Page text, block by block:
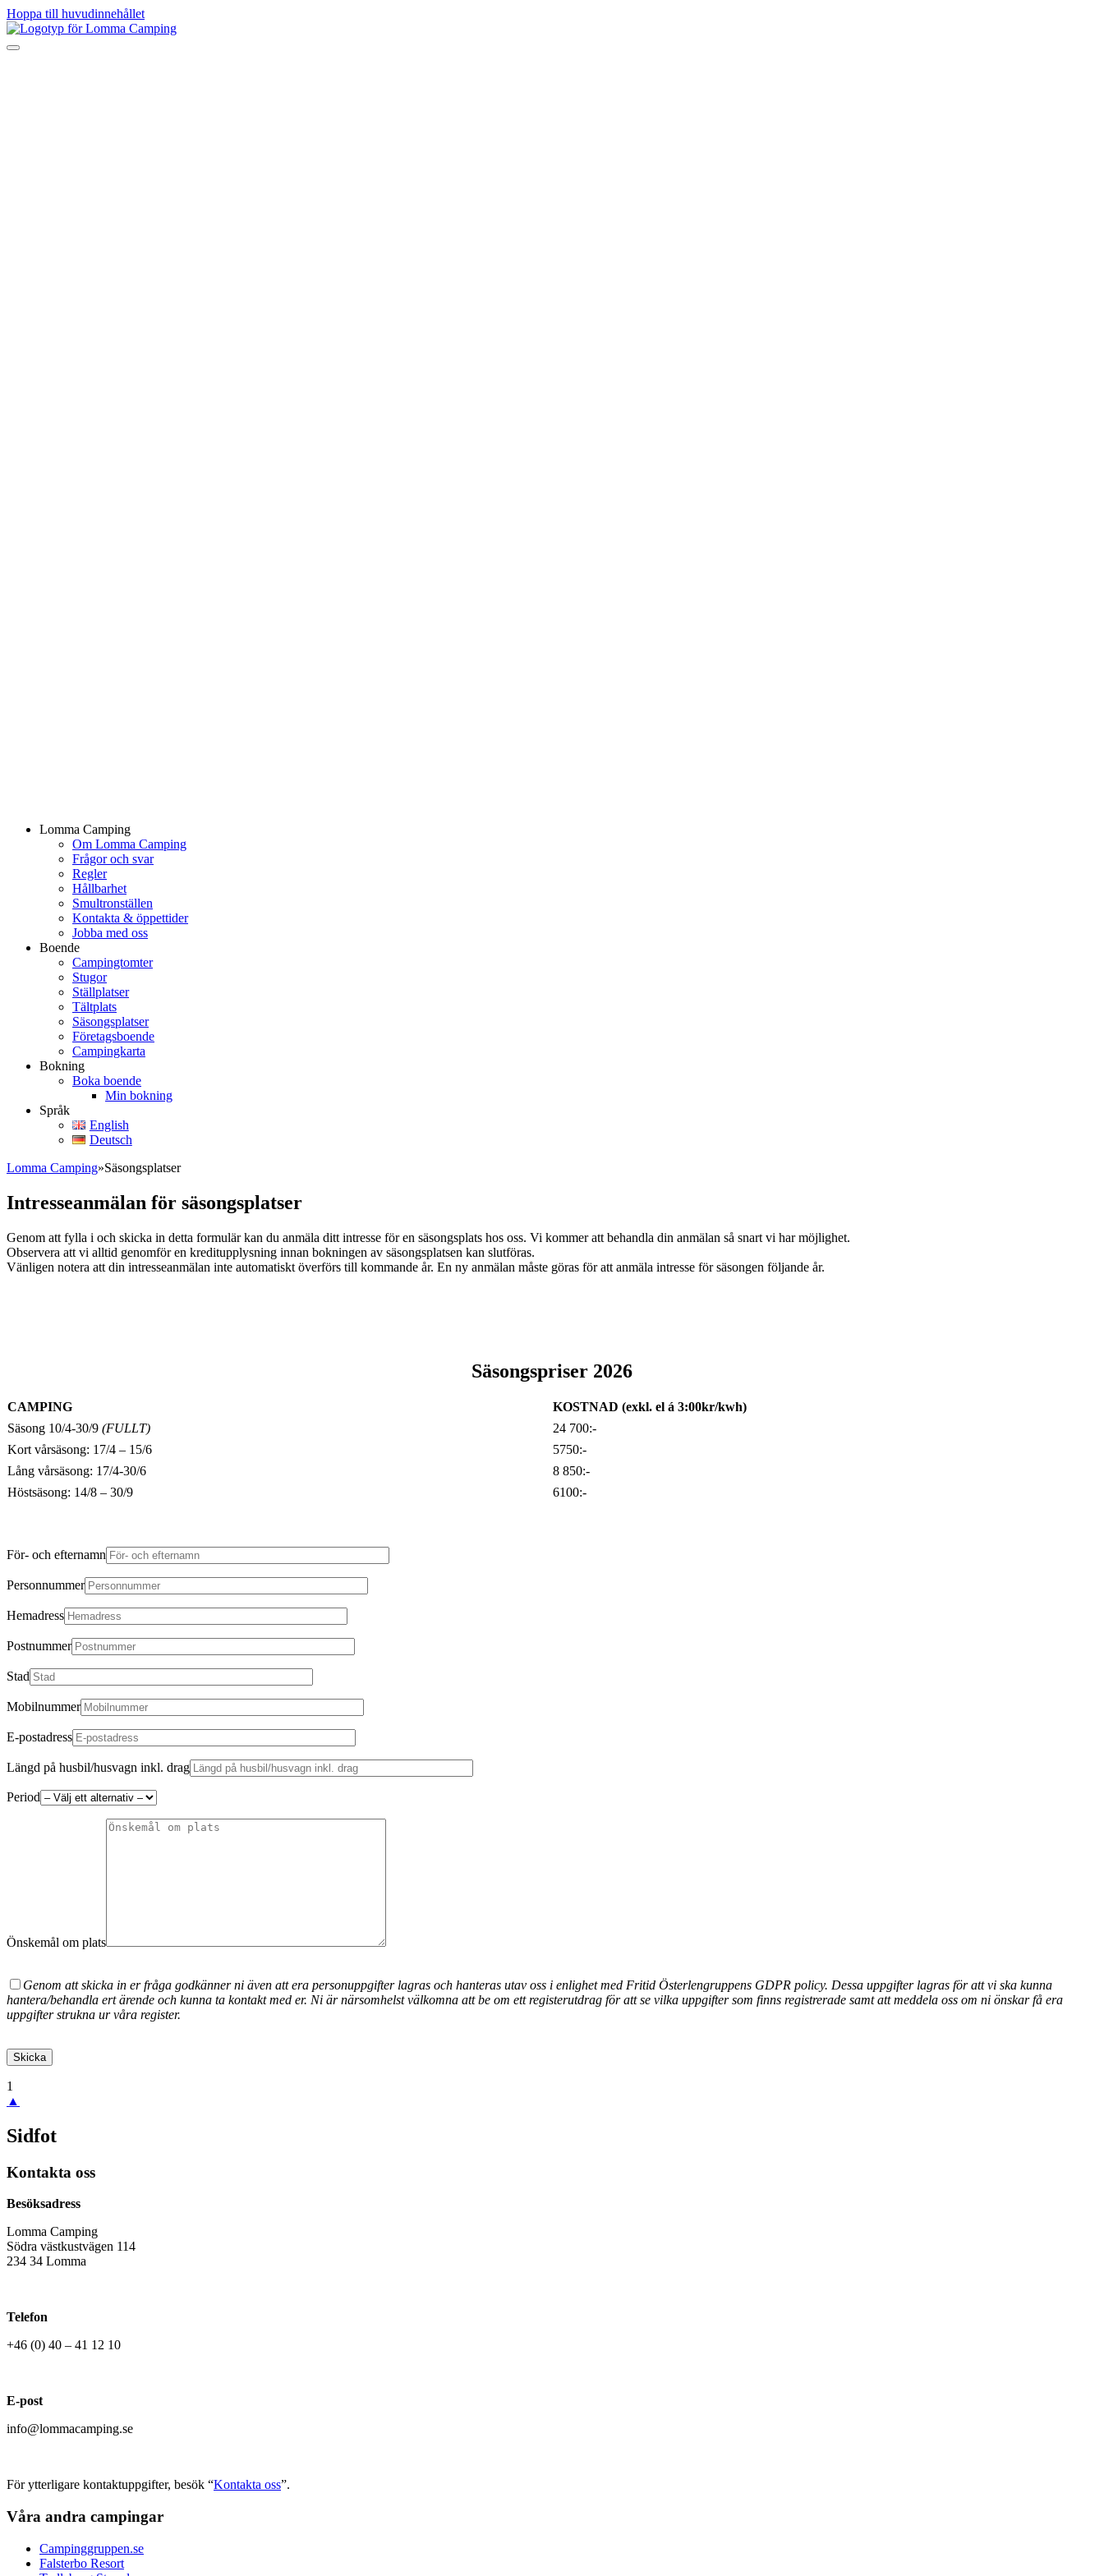
Hoppa till huvudinnehållet
Lomma Camping
Om Lomma Camping
Frågor och svar
Regler
Hållbarhet
Smultronställen
Kontakta & öppettider
Jobba med oss
Boende
Campingtomter
Stugor
Ställplatser
Tältplats
Säsongsplatser
Företagsboende
Campingkarta
Bokning
Boka boende
Min bokning
Språk
English
Deutsch
Lomma Camping»Säsongsplatser
Intresseanmälan för säsongsplatser
Genom att fylla i och skicka in detta formulär kan du anmäla ditt intresse för en säsongsplats hos oss. Vi kommer att behandla din anmälan så snart vi har möjlighet.
Observera att vi alltid genomför en kreditupplysning innan bokningen av säsongsplatsen kan slutföras.
Vänligen notera att din intresseanmälan inte automatiskt överförs till kommande år. En ny anmälan måste göras för att anmäla intresse för säsongen följande år.
Säsongspriser 2026
CAMPING
KOSTNAD (exkl. el á 3:00kr/kwh)
Säsong 10/4-30/9 (FULLT)
24 700:-
Kort vårsäsong: 17/4 – 15/6
5750:-
Lång vårsäsong: 17/4-30/6
8 850:-
Höstsäsong: 14/8 – 30/9
6100:-
För- och efternamn
Personnummer
Hemadress
Postnummer
Stad
Mobilnummer
E-postadress
Längd på husbil/husvagn inkl. drag
Period
Önskemål om plats
Genom att skicka in er fråga godkänner ni även att era personuppgifter lagras och hanteras utav oss i enlighet med Fritid Österlengruppens GDPR policy. Dessa uppgifter lagras för att vi ska kunna
hantera/behandla ert ärende och kunna ta kontakt med er. Ni är närsomhelst välkomna att be om ett registerutdrag för att se vilka uppgifter som finns registrerade samt att meddela oss om ni önskar få era
uppgifter strukna ur våra register.
1
▲
Sidfot
Kontakta oss
Besöksadress
Lomma Camping
Södra västkustvägen 114
234 34 Lomma
Telefon
+46 (0) 40 – 41 12 10
E-post
info@lommacamping.se
För ytterligare kontaktuppgifter, besök “Kontakta oss”.
Våra andra campingar
Campinggruppen.se
Falsterbo Resort